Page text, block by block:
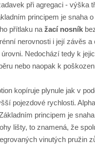
při agregaci - výška
principem je snaha
přítlaku na žací nosník
nerovnosti i její závěs
Nedochází tedy k
nebo naopak k
kopíruje plynule jak v
pojezdové rychlosti.
principem je
lišty, to znamená, že
vinutých pružin